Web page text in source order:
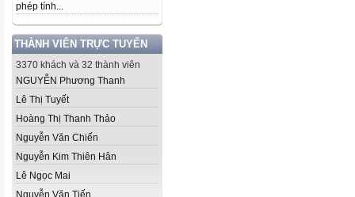
phép tính...
THÀNH VIÊN TRỰC TUYẾN
3370 khách và 32 thành viên
NGUYỄN Phương Thanh
Lê Thị Tuyết
Hoàng Thị Thanh Thảo
Nguyễn Văn Chiến
Nguyễn Kim Thiên Hân
Lê Ngọc Mai
Nguyễn Văn Tiến